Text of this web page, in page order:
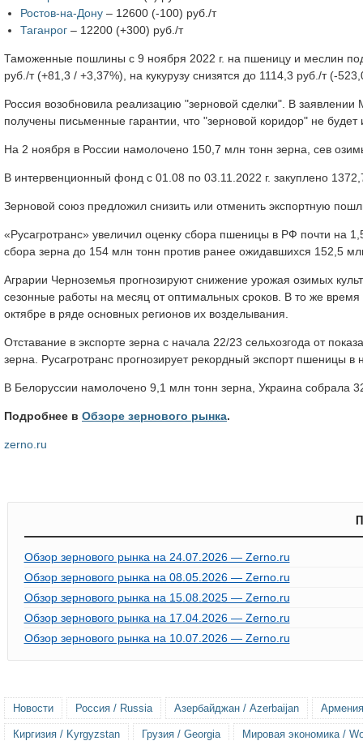
Ростов-на-Дону– 12600 (-100) руб./т
Таганрог– 12200 (+300) руб./т
Таможенные пошлины c 9 ноября 2022 г. на пшеницу и меслин
руб./т (+81,3 / +3,37%), на кукурузу снизятся до 1114,3 руб./т (-
Россия возобновила реализацию "зерновой сделки". В
получены письменные гарантии, что "зерновой коридор" не
На 2 ноября в России намолочено 150,7 млн тонн зерна, сев
В интервенционный фонд с 01.08 по 03.11.2022 г. закуплено
Зерновой союз предложил снизить или отменить экспортную
«Русагротранс» увеличил оценку сбора пшеницы в РФ почти на
сбора зерна до 154 млн тонн против ранее ожидавшихся 152,5
Аграрии Черноземья прогнозируют снижение урожая озимых
сезонные работы на месяц от оптимальных сроков. В то же
октябре в ряде основных регионов их возделывания.
Отставание в экспорте зерна с начала 22/23 сельхозгода от
зерна. Русагротранс прогнозирует рекордный экспорт пшеницы в
В Белоруссии намолочено 9,1 млн тонн зерна, Украина собрала
Подробнее в Обзоре зернового рынка.
zerno.ru
Обзор зернового рынка на 24.07.2026 — Zerno.ru
Обзор зернового рынка на 08.05.2026 — Zerno.ru
Обзор зернового рынка на 15.08.2025 — Zerno.ru
Обзор зернового рынка на 17.04.2026 — Zerno.ru
Обзор зернового рынка на 10.07.2026 — Zerno.ru
Новости Россия / Russia Азербайджан / Azerbaijan
Киргизия / Kyrgyzstan Грузия / Georgia Мировая экономика /